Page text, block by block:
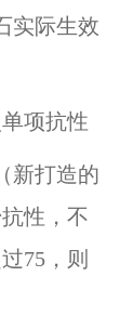
实际生效
项抗性
新打造的
性，不
75，则